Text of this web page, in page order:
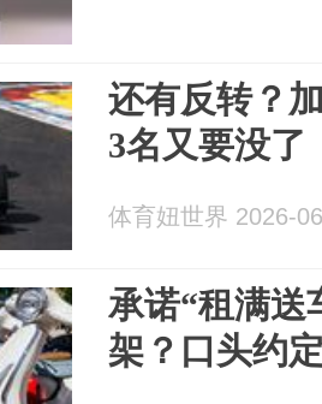
还有反转？
3名又要没了
体育妞世界 2026-
承诺“租满送
架？口头约